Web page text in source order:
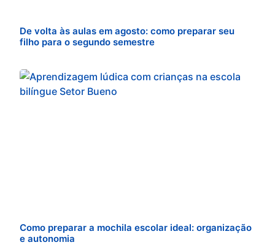
De volta às aulas em agosto: como preparar seu
filho para o segundo semestre
Como preparar a mochila escolar ideal: organização
e autonomia